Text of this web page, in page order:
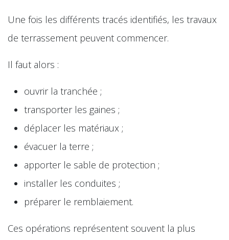
Une fois les différents tracés identifiés, les travaux
de terrassement peuvent commencer.
Il faut alors :
ouvrir la tranchée ;
transporter les gaines ;
déplacer les matériaux ;
évacuer la terre ;
apporter le sable de protection ;
installer les conduites ;
préparer le remblaiement.
Ces opérations représentent souvent la plus